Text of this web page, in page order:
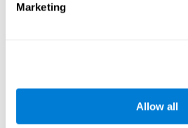
Marketing
Allow all